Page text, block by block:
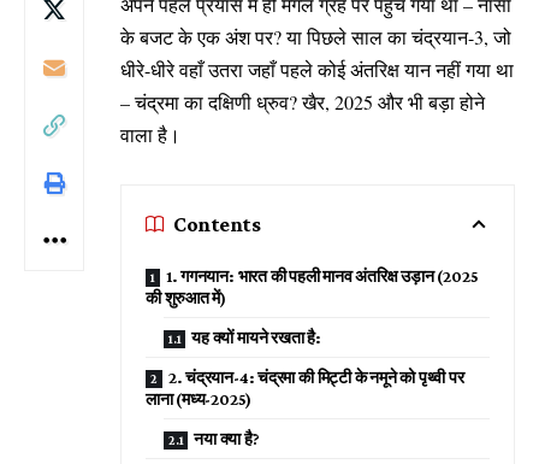
के बजट के एक अंश पर? या पिछले साल का चंद्रयान-3, जो
धीरे-धीरे वहाँ उतरा जहाँ पहले कोई अंतरिक्ष यान नहीं गया था
– चंद्रमा का दक्षिणी ध्रुव? खैर, 2025 और भी बड़ा होने
वाला है।
Contents
1. गगनयान: भारत की पहली मानव अंतरिक्ष उड़ान (2025
की शुरुआत में)
यह क्यों मायने रखता है:
2. चंद्रयान-4: चंद्रमा की मिट्टी के नमूने को पृथ्वी पर
लाना (मध्य-2025)
नया क्या है?